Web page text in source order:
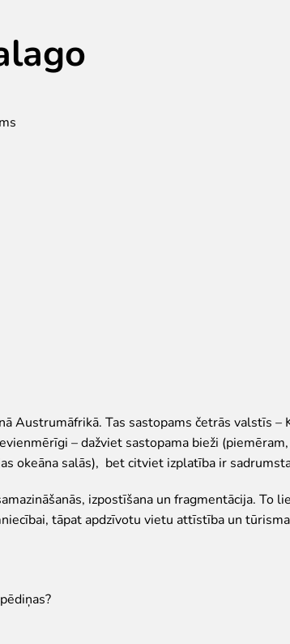
Austrumāfrikā. Tas sastopams četrās valstīs –
– dažviet sastopama bieži
okeāna salās), bet citviet izplatība ir
izpostīšana un fragmentācija. To
tāpat apdzīvotu vietu attīstība un